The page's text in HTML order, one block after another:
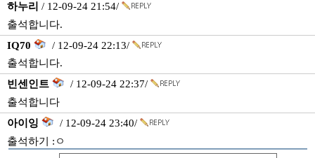
하누리 / 12-09-24 21:54/
출석합니다.
IQ70
/ 12-09-24 22:13/
출석합니다.
빈센인트
/ 12-09-24 22:37/
출석합니다
아이잉
/ 12-09-24 23:40/
출석하기 :ㅇ